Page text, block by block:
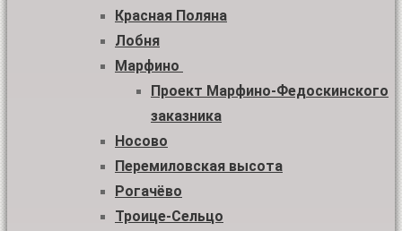
Красная Поляна
Лобня
Марфино
Проект Марфино-Федоскинского
заказника
Носово
Перемиловская высота
Рогачёво
Троице-Сельцо